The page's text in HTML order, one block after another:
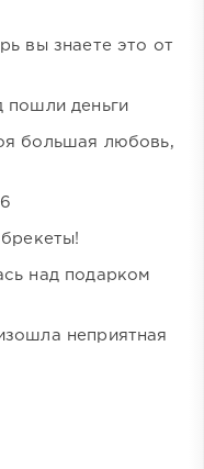
вы знаете это от
деньги
большая любовь,
над подарком
неприятная